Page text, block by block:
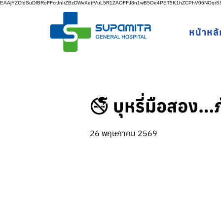
หน้าห
🚭 บุหรี่มือสอง…
26 พฤษภาคม 2569